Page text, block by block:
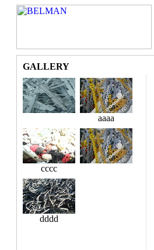
GALLERY
aaaa
cccc
dddd